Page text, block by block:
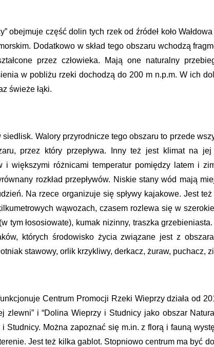
obejmuje część dolin tych rzek od źródeł koło
Dodatkowo w skład tego obszaru wchodzą
przez człowieka. Mają one naturalny
w pobliżu rzeki dochodzą do 200 m n.p.m. W ich
świeże łąki.
Walory przyrodnicze tego obszaru to przede
przez który przepływa. Inny też jest klimat na
i większymi różnicami temperatur pomiędzy latem i
rozkład przepływów. Niskie stany wód mają
Na rzece organizuje się spływy kajakowe. Jest
wąwozach, czasem rozlewa się w
tym łososiowate), kumak nizinny, traszka
których środowisko życia związane jest z
stawowy, orlik krzykliwy, derkacz, żuraw, puchacz,
Centrum Promocji Rzeki Wieprzy działa od
zlewni” i “Dolina Wieprzy i Studnicy jako obszar
Studnicy. Można zapoznać się m.in. z florą i fauną
Jest też kilka gablot. Stopniowo centrum ma być